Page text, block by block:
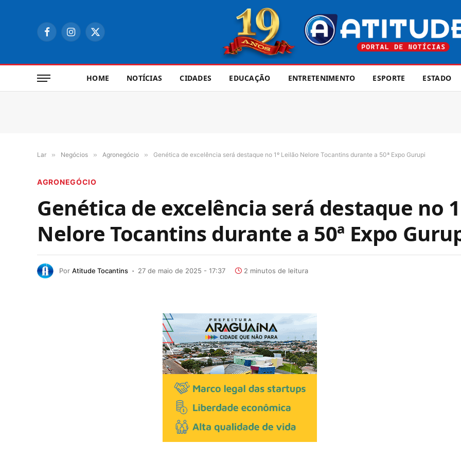
FacebookInstagram
X
HOME NOTÍCIAS CIDADES EDUCAÇÃO ENTRETENIMENTO ESPORTE ESTADO
Lar » Negócios » Agronegócio » Genética de excelência será destaque no 1º Leilão Nelore Tocantins durante a 50ª Expo Gurupi
AGRONEGÓCIO
Genética de excelência será destaque no
Nelore Tocantins durante a 50ª Expo
Por Atitude Tocantins 27 de maio de 2025 - 17:37 2 minutos de leitura